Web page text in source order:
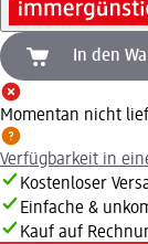
In den
Momentan nicht
Verfügbarkeit in
Kostenloser
Einfache &
Kauf auf